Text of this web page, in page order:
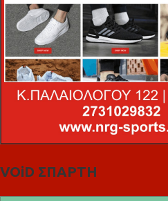
VOiD ΣΠΑΡΤΗ